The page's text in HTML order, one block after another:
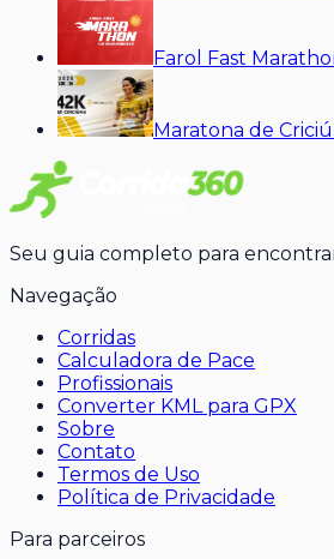
Farol Fast
Maratona de
Seu guia completo para
Navegação
Corridas
Calculadora de Pace
Profissionais
Converter KML para GPX
Sobre
Contato
Termos de Uso
Política de Privacidade
Para parceiros